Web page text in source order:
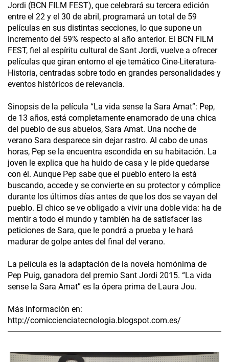
Jordi (BCN FILM FEST), que celebrará su tercera edición
entre el 22 y el 30 de abril, programará un total de 59
películas en sus distintas secciones, lo que supone un
incremento del 59% respecto al año anterior. El BCN FILM
FEST, fiel al espíritu cultural de Sant Jordi, vuelve a ofrecer
películas que giran entorno el eje temático Cine-Literatura-
Historia, centradas sobre todo en grandes personalidades y
eventos históricos de relevancia.
Sinopsis de la película “La vida sense la Sara Amat”: Pep,
de 13 años, está completamente enamorado de una chica
del pueblo de sus abuelos, Sara Amat. Una noche de
verano Sara desparece sin dejar rastro. Al cabo de unas
horas, Pep se la encuentra escondida en su habitación. La
joven le explica que ha huido de casa y le pide quedarse
con él. Aunque Pep sabe que el pueblo entero la está
buscando, accede y se convierte en su protector y cómplice
durante los últimos días antes de que los dos se vayan del
pueblo. El chico se ve obligado a vivir una doble vida: ha de
mentir a todo el mundo y también ha de satisfacer las
peticiones de Sara, que le pondrá a prueba y le hará
madurar de golpe antes del final del verano.
La película es la adaptación de la novela homónima de
Pep Puig, ganadora del premio Sant Jordi 2015. “La vida
sense la Sara Amat” es la ópera prima de Laura Jou.
Más información en:
http://comiccienciatecnologia.blogspot.com.es/